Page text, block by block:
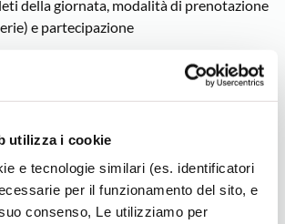
utilizza i cookie
e tecnologie similari (es. identificatori
per il funzionamento del sito, e
consenso, Le utilizziamo per
della giornata, modalità di prenotazione
e partecipazione
E PRENOTAZIONI